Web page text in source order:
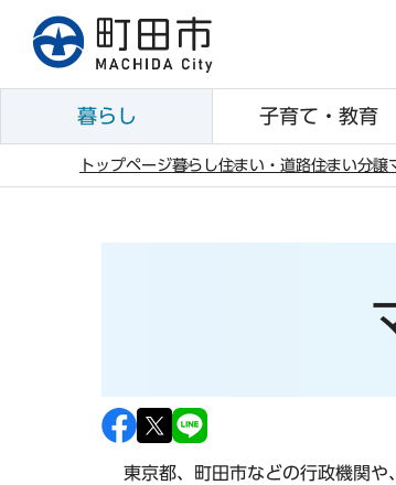
先
暮らし 子育て・教育
トップページ暮らし住まい・道路住まい分譲
東京都、町田市などの行政機関